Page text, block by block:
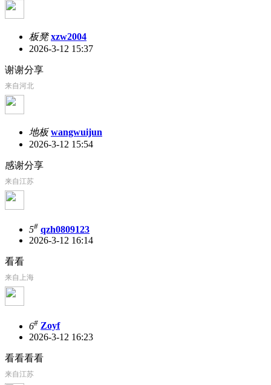
板凳 xzw2004
2026-3-12 15:37
谢谢分享
来自河北
地板 wangwuijun
2026-3-12 15:54
感谢分享
来自江苏
5# qzh0809123
2026-3-12 16:14
看看
来自上海
6# Zoyf
2026-3-12 16:23
看看看看
来自江苏